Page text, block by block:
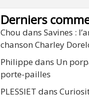
Derniers
Chou dans Savines :
chanson Charley
Philippe dans Un
porte-pailles
PLESSIET dans